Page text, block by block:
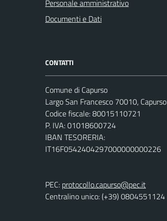
Personale amministrativo
Documenti e Dati
CONTATTI
Comune di Capurso
Largo San Francesco 70010, Capurso
Codice fiscale: 80015110721
P. IVA: 01018600724
IBAN TESORERIA:
IT16F0542404297000000000226
PEC: protocollo.capurso@pec.it
Centralino unico: (+39) 0804551124